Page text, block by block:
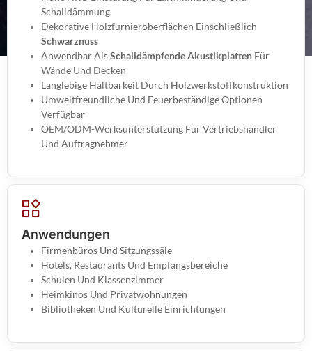
Schalldämmung
Dekorative Holzfurnieroberflächen Einschließlich
Schwarznuss
Anwendbar AlsSchalldämpfende Akustikplatten Für
Wände Und Decken
Langlebige Haltbarkeit Durch Holzwerkstoffkonstruktion
Umweltfreundliche Und Feuerbeständige Optionen
Verfügbar
OEM/ODM-Werksunterstützung Für Vertriebshändler
Und Auftragnehmer
Anwendungen
Firmenbüros Und Sitzungssäle
Hotels, Restaurants Und Empfangsbereiche
Schulen Und Klassenzimmer
Heimkinos Und Privatwohnungen
Bibliotheken Und Kulturelle Einrichtungen